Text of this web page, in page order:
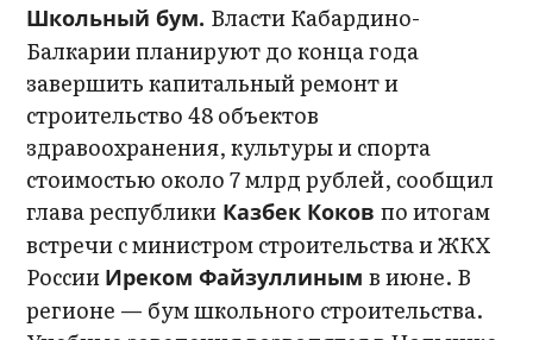
Школьный бум. Власти Кабардино-
Балкарии планируют до конца года
завершить капитальный ремонт и
строительство 48 объектов
здравоохранения, культуры и спорта
стоимостью около 7 млрд рублей, сообщил
глава республики Казбек Коковпо итогам
встречи с министром строительства и ЖКХ
России Иреком Файзуллинымв июне. В
регионе — бум школьного строительства.